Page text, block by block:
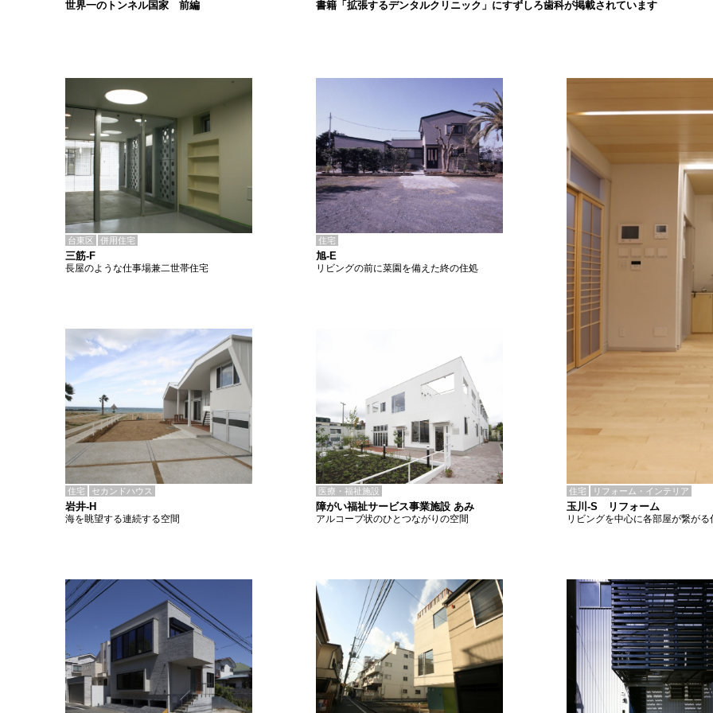
書籍「拡張するデンタルクリニック」にすずしろ歯科が掲載されています
世界一のトンネル国家 前編
台東区 併用住宅
三筋-F
長屋のような仕事場兼二世帯住宅
住宅
旭-E
リビングの前に菜園を備えた終の住処
住宅 セカンドハウス
岩井-H
海を眺望する連続する空間
医療・福祉施設
障がい福祉サービス事業施設 あみ
アルコーブ状のひとつながりの空間
住宅 リフォーム・インテリア
玉川-S リフォーム
リビングを中心に各部屋が繋がる